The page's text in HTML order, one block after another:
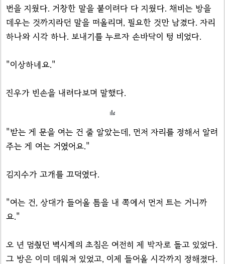
번을 지웠다. 거창한 말을 붙이려다 다 지웠다. 채비는 방을
데우는 것까지라던 말을 떠올리며, 필요한 것만 남겼다. 자리
하나와 시각 하나. 보내기를 누르자 손바닥이 텅 비었다.
"이상하네요."
진우가 빈손을 내려다보며 말했다.
"받는 게 문을 여는 건 줄 알았는데, 먼저 자리를 정해서 알려
주는 게 여는 거였어요."
김지수가 고개를 끄덕였다.
"여는 건, 상대가 들어올 틈을 내 쪽에서 먼저 트는 거니까
요."
오 년 멈췄던 벽시계의 초침은 여전히 제 박자로 돌고 있었다.
그 방은 이미 데워져 있었고, 이제 들어올 시각까지 정해졌다.